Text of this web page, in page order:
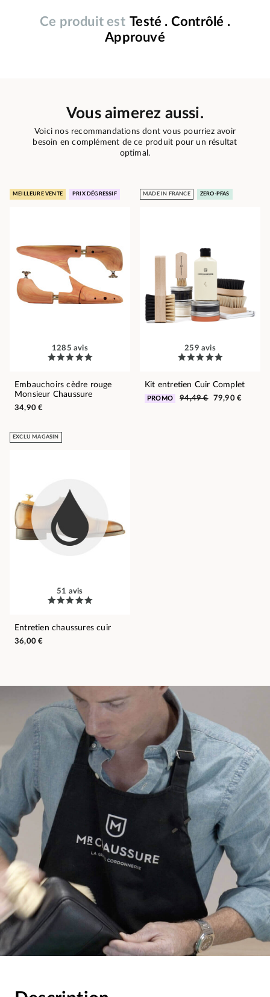
Ce produit est Testé . Contrôlé .
Approuvé
Vous aimerez aussi.
Voici nos recommandations dont vous pourriez avoir
besoin en complément de ce produit pour un résultat
optimal.
MEILLEURE VENTE PRIX DÉGRESSIF
1285 avis
Embauchoirs cèdre rouge
Monsieur Chaussure
34,90 €
MADE IN FRANCE ZERO-PFAS
259 avis
Kit entretien Cuir Complet
PROMO 94,49 € 79,90 €
EXCLU MAGASIN
51 avis
Entretien chaussures cuir
36,00 €